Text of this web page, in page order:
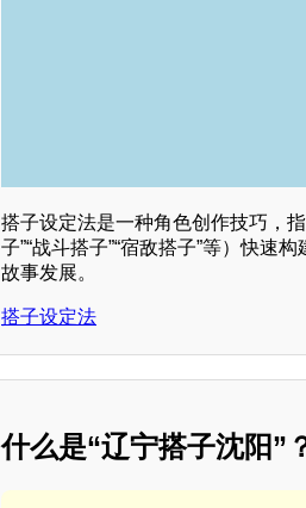
搭子设定法是一种角色创作技巧，
子”“战斗搭子”“宿敌搭子”等）快速
故事发展。
搭子设定法
什么是“辽宁搭子沈阳”